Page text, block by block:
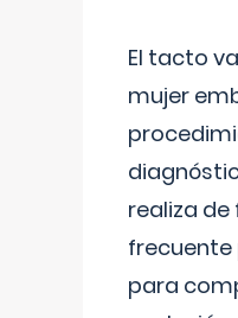
El tacto
mujer
realiza
para